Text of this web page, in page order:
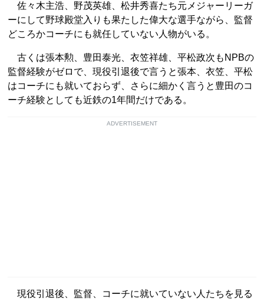
佐々木主浩、野茂英雄、松井秀喜たち元メジャーリーガ
ーにして野球殿堂入りも果たした偉大な選手ながら、監督
どころかコーチにも就任していない人物がいる。
古くは張本勲、豊田泰光、衣笠祥雄、平松政次もNPBの
監督経験がゼロで、現役引退後で言うと張本、衣笠、平松
はコーチにも就いておらず、さらに細かく言うと豊田のコ
ーチ経験としても近鉄の1年間だけである。
ADVERTISEMENT
現役引退後、監督、コーチに就いていない人たちを見る